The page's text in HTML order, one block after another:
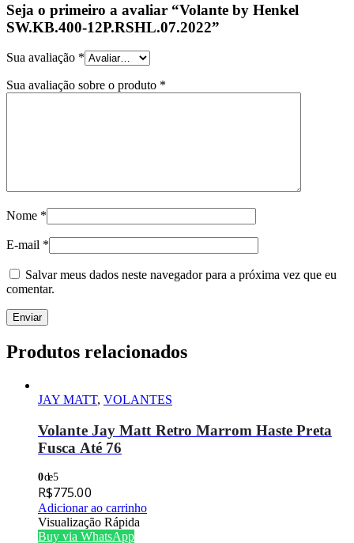
Seja o primeiro a avaliar “Volante by Henkel
SW.KB.400-12P.RSHL.07.2022”
Sua avaliação *
Sua avaliação sobre o produto *
Nome *
E-mail *
Salvar meus dados neste navegador para a próxima vez que eu
comentar.
Produtos relacionados
JAY MATT, VOLANTES
Volante Jay Matt Retro Marrom Haste Preta
Fusca Até 76
0de 5
R$775.00
Adicionar ao carrinho
Visualização Rápida
Buy via WhatsApp